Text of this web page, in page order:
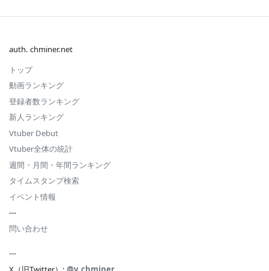
auth. chminer.net
トップ
動画ランキング
登録者数ランキング
新人ランキング
Vtuber Debut
Vtuber全体の統計
週間・月間・年間ランキング
タイムスタンプ検索
イベント情報
---
問い合わせ
---